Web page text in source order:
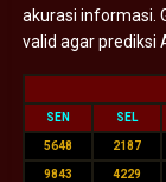
akurasi informasi.
valid agar prediksi
SEN SEL
5648 2187
9843 4229